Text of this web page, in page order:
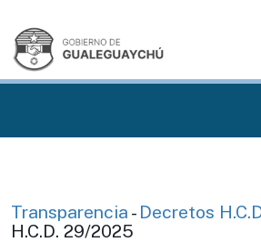
Transparencia - Decretos
H.C.D. 29/2025